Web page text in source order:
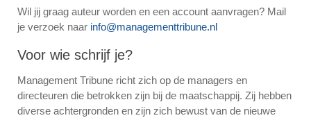
Wil jij graag auteur worden en een account aanvragen? Mail
je verzoek naar info@managementtribune.nl
Voor wie schrijf je?
Management Tribune richt zich op de managers en
directeuren die betrokken zijn bij de maatschappij. Zij hebben
diverse achtergronden en zijn zich bewust van de nieuwe